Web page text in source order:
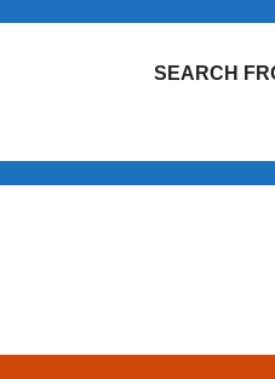
SEARCH